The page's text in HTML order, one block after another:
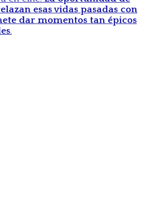
esas vidas pasadas con
dar momentos tan épicos
.